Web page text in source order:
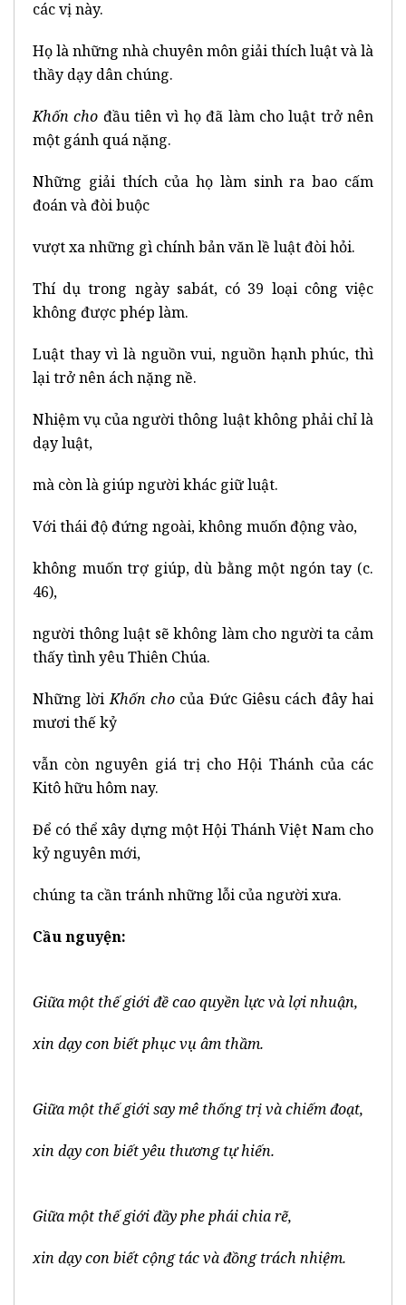
các vị này.
Họ là những nhà chuyên môn giải thích luật và là
thầy dạy dân chúng.
Khốn cho đầu tiên vì họ đã làm cho luật trở nên
một gánh quá nặng.
Những giải thích của họ làm sinh ra bao cấm
đoán và đòi buộc
vượt xa những gì chính bản văn lề luật đòi hỏi.
Thí dụ trong ngày sabát, có 39 loại công việc
không được phép làm.
Luật thay vì là nguồn vui, nguồn hạnh phúc, thì
lại trở nên ách nặng nề.
Nhiệm vụ của người thông luật không phải chỉ là
dạy luật,
mà còn là giúp người khác giữ luật.
Với thái độ đứng ngoài, không muốn động vào,
không muốn trợ giúp, dù bằng một ngón tay (c.
46),
người thông luật sẽ không làm cho người ta cảm
thấy tình yêu Thiên Chúa.
Những lờiKhốn cho của Đức Giêsu cách đây hai
mươi thế kỷ
vẫn còn nguyên giá trị cho Hội Thánh của các
Kitô hữu hôm nay.
Để có thể xây dựng một Hội Thánh Việt Nam cho
kỷ nguyên mới,
chúng ta cần tránh những lỗi của người xưa.
Cầu nguyện:
Giữa một thế giới đề cao quyền lực và lợi nhuận,
xin dạy con biết phục vụ âm thầm.
Giữa một thế giới say mê thống trị và chiếm đoạt,
xin dạy con biết yêu thương tự hiến.
Giữa một thế giới đầy phe phái chia rẽ,
xin dạy con biết cộng tác và đồng trách nhiệm.